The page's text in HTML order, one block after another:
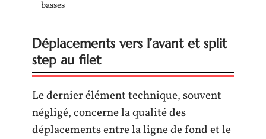
basses
Déplacements vers l’avant et split
step au filet
Le dernier élément technique, souvent
négligé, concerne la qualité des
déplacements entre la ligne de fond et le